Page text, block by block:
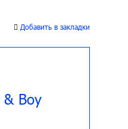
Добавить в закладки
& Boy